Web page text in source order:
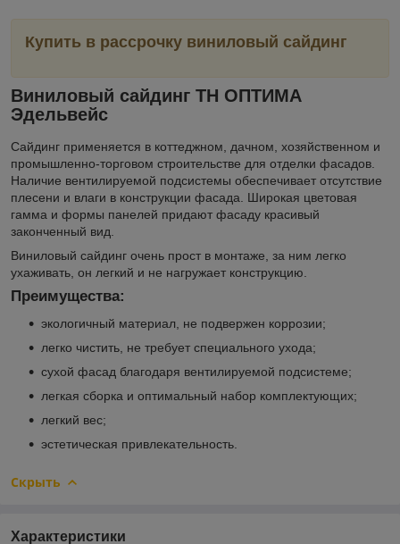
Купить в рассрочку виниловый сайдинг
Виниловый сайдинг ТН ОПТИМА
Эдельвейс
Сайдинг применяется в коттеджном, дачном, хозяйственном и
промышленно-торговом строительстве для отделки фасадов.
Наличие вентилируемой подсистемы обеспечивает отсутствие
плесени и влаги в конструкции фасада. Широкая цветовая
гамма и формы панелей придают фасаду красивый
законченный вид.
Виниловый сайдинг очень прост в монтаже, за ним легко
ухаживать, он легкий и не нагружает конструкцию.
Преимущества:
экологичный материал, не подвержен коррозии;
легко чистить, не требует специального ухода;
сухой фасад благодаря вентилируемой подсистеме;
легкая сборка и оптимальный набор комплектующих;
легкий вес;
эстетическая привлекательность.
Скрыть
Характеристики